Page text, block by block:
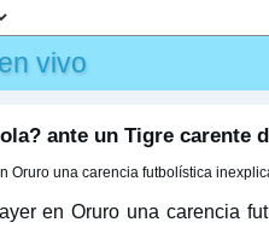
vivo
ante un Tigre carente
Oruro una carencia futbolística
en Oruro una carencia